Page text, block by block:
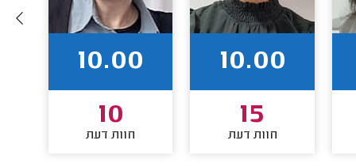
10.00
15
חוות דעת
10.00
10
חוות דעת